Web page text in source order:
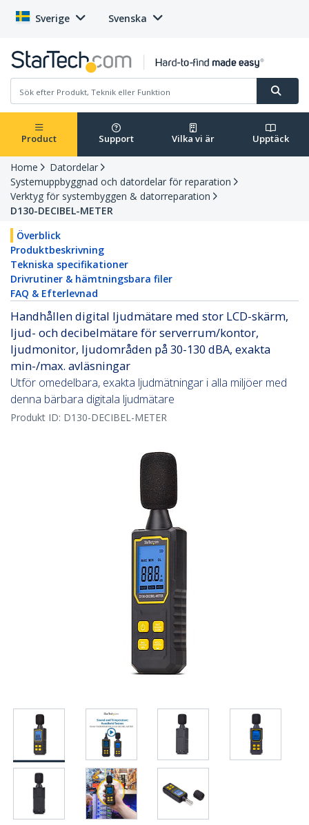
Sverige Svenska
Product Support Vilka vi är Upptäck
Home
Datordelar
Systemuppbyggnad och datordelar för reparation
Verktyg för systembyggen & datorreparation
D130-DECIBEL-METER
Överblick
Produktbeskrivning
Tekniska specifikationer
Drivrutiner & hämtningsbara filer
FAQ & Efterlevnad
Handhållen digital ljudmätare med stor LCD-skärm,
ljud- och decibelmätare för serverrum/kontor,
ljudmonitor, ljudområden på 30-130 dBA, exakta
min-/max. avläsningar
Utför omedelbara, exakta ljudmätningar i alla miljöer med
denna bärbara digitala ljudmätare
Produkt ID: D130-DECIBEL-METER